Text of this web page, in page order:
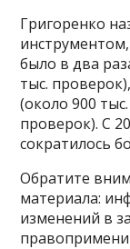
Григоренко
было в два
тыс.
(около 900
проверок). С
сократилось
Обратите
материала:
изменений в